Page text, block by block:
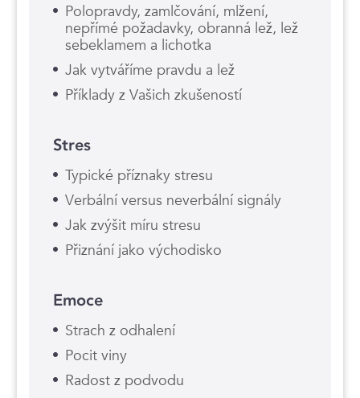
Polopravdy, zamlčování, mlžení,
nepřímé požadavky, obranná lež, lež
sebeklamem a lichotka
Jak vytváříme pravdu a lež
Příklady z Vašich zkušeností
Stres
Typické příznaky stresu
Verbální versus neverbální signály
Jak zvýšit míru stresu
Přiznání jako východisko
Emoce
Strach z odhalení
Pocit viny
Radost z podvodu